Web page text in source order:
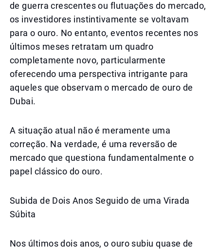
de guerra crescentes ou flutuações do mercado,
os investidores instintivamente se voltavam
para o ouro. No entanto, eventos recentes nos
últimos meses retratam um quadro
completamente novo, particularmente
oferecendo uma perspectiva intrigante para
aqueles que observam o mercado de ouro de
Dubai.
A situação atual não é meramente uma
correção. Na verdade, é uma reversão de
mercado que questiona fundamentalmente o
papel clássico do ouro.
Subida de Dois Anos Seguido de uma Virada
Súbita
Nos últimos dois anos, o ouro subiu quase de